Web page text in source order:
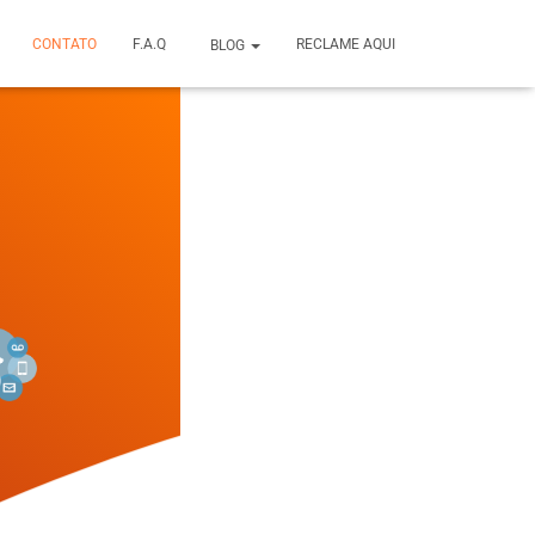
CONTATO F.A.Q BLOG RECLAME AQUI